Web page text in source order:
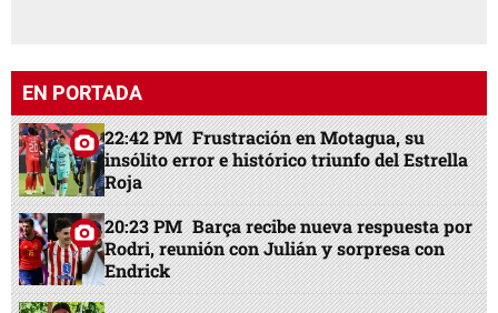
EN PORTADA
22:42 PM Frustración en Motagua, su
insólito error e histórico triunfo del Estrella
Roja
20:23 PM Barça recibe nueva respuesta por
Rodri, reunión con Julián y sorpresa con
Endrick